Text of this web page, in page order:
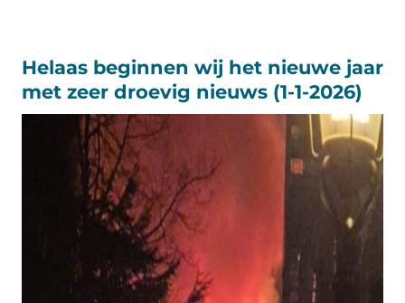
Helaas beginnen wij het nieuwe jaar
met zeer droevig nieuws (1-1-2026)